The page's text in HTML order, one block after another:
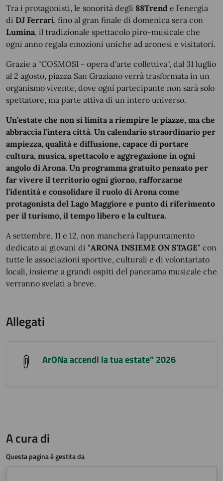
Tra i protagonisti, le sonorità degli 88Trend e l’energia
di DJ Ferrari, fino al gran finale di domenica sera con
Lumina, il tradizionale spettacolo piro-musicale che
ogni anno regala emozioni uniche ad aronesi e visitatori.
Grazie a "COSMOSI - opera d'arte collettiva", dal 31 luglio
al 2 agosto, piazza San Graziano verrà trasformata in un
organismo vivente, dove ogni partecipante non sarà solo
spettatore, ma parte attiva di un intero universo.
Un’estate che non si limita a riempire le piazze, ma che
abbraccia l’intera città. Un calendario straordinario per
ampiezza, qualità e diffusione, capace di portare
cultura, musica, spettacolo e aggregazione in ogni
angolo di Arona. Un programma gratuito pensato per
far vivere il territorio ogni giorno, rafforzarne
l’identità e consolidare il ruolo di Arona come
protagonista del Lago Maggiore e punto di riferimento
per il turismo, il tempo libero e la cultura.
A settembre, 11 e 12, non mancherà l'appuntamento
dedicato ai giovani di "ARONA INSIEME ON STAGE" con
tutte le associazioni sportive, culturali e di volontariato
locali, insieme a grandi ospiti del panorama musicale che
verranno svelati a breve.
Allegati
ArONa accendi la tua estate” 2026
A cura di
Questa pagina è gestita da